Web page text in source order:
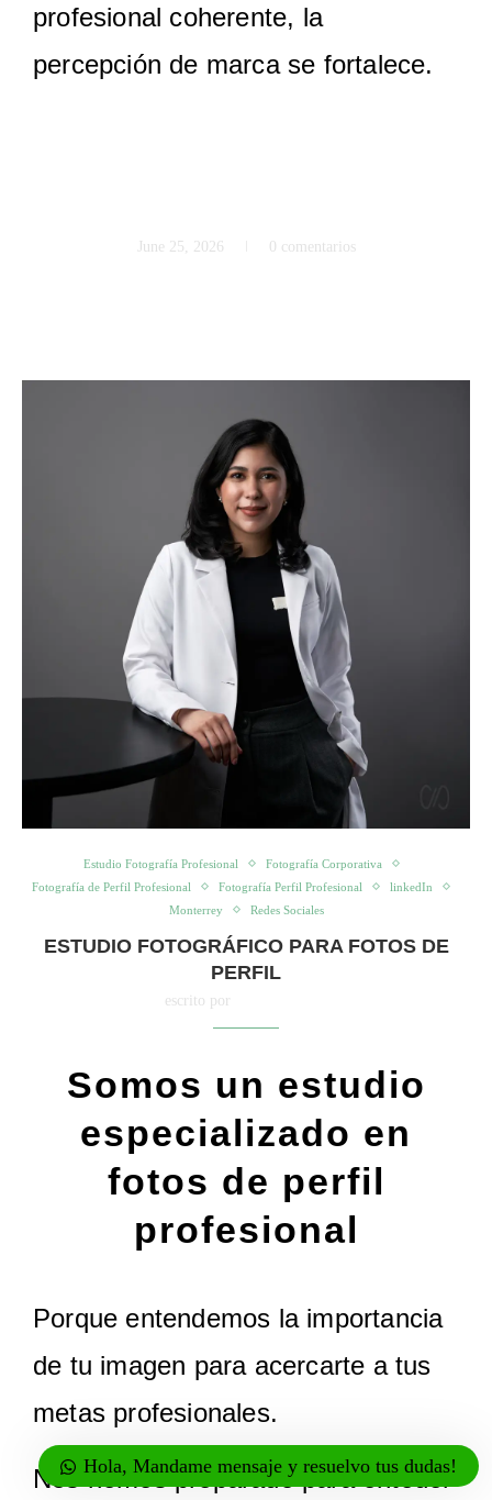
profesional coherente, la
percepción de marca se fortalece.
June 25, 2026 0 comentarios
Estudio Fotografía Profesional
Fotografía Corporativa
Fotografía de Perfil Profesional
Fotografía Perfil Profesional
linkedIn
Monterrey
Redes Sociales
ESTUDIO FOTOGRÁFICO PARA FOTOS DE
PERFIL
escrito por
Somos un estudio
especializado en
fotos de perfil
profesional
Porque entendemos la importancia
de tu imagen para acercarte a tus
metas profesionales.
Nos hemos preparado para enteder
Hola, Mandame mensaje y resuelvo tus dudas!